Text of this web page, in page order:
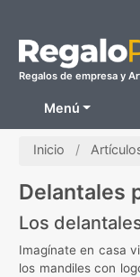
Regalos de empresa y
Menú
Inicio
Delantales
Los
Imagínate en casa
los mandiles con